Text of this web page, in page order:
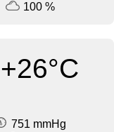
100 %
+26°C
751 mmHg